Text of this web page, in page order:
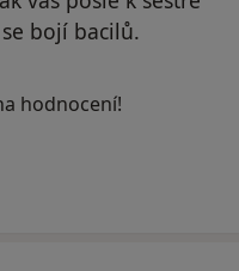
bojí bacilů.
Red
hodnocení!